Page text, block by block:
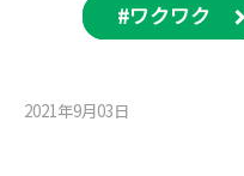
#ワクワク
2021年9月03⽇